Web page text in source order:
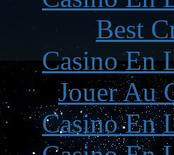
Best
Casino En
Jouer Au
Casino En